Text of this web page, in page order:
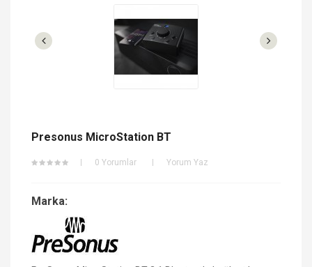
Presonus MicroStation BT
0 Yorumlar Yorum Yaz
Marka: